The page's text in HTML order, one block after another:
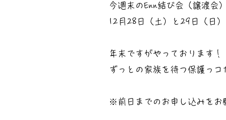
今週末のEnn結び会（譲渡会
12月28日（土）と29日（日
年末ですがやっております！
ずっとの家族を待つ保護っコ
※前日までのお申し込みをお